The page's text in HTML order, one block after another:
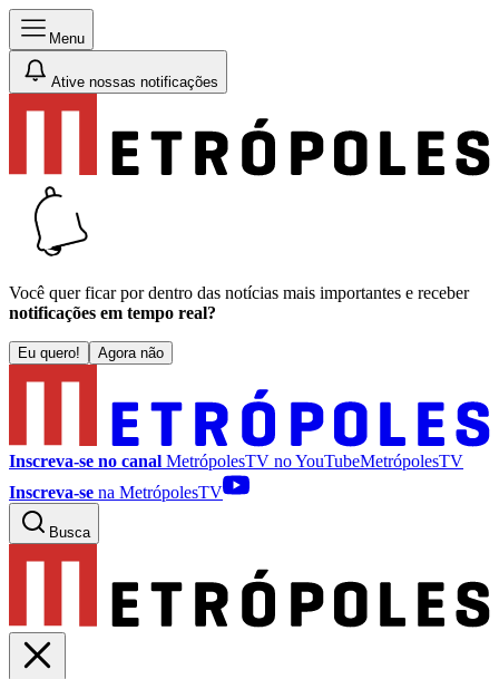
Menu
Ative nossas notificações
Você quer ficar por dentro das notícias mais importantes e receber
notificações em tempo real?
Eu quero! Agora não
Inscreva-se no canal MetrópolesTV noYouTubeMetrópolesTV
Inscreva-se na MetrópolesTV
Busca